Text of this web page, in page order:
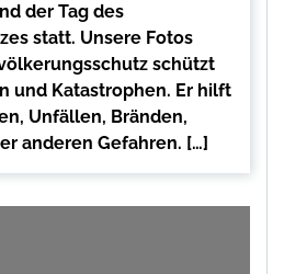
der Tag des
statt. Unsere Fotos
schützt
und Katastrophen. Er hilft
Unfällen, Bränden,
anderen Gefahren. […]